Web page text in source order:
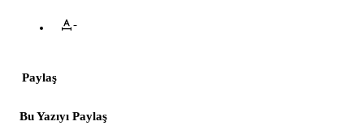
-
Paylaş
Bu Yazıyı Paylaş